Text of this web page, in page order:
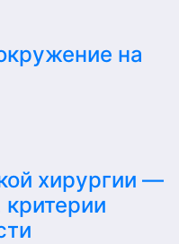
на
хирургии —
критерии